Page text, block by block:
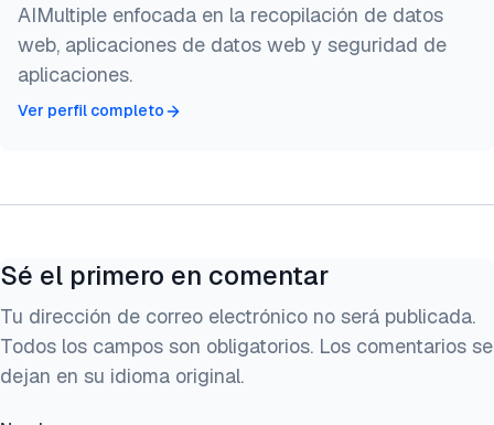
}
AIMultiple enfocada en la recopilación de datos
web, aplicaciones de datos web y seguridad de
aplicaciones.
Ver perfil completo
Sé el primero en comentar
Tu dirección de correo electrónico no será publicada.
Todos los campos son obligatorios. Los comentarios se
dejan en su idioma original.